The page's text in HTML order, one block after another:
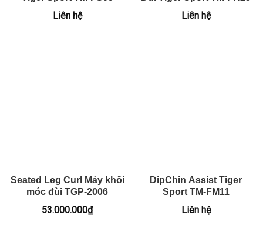
Liên hệ Liên hệ
Seated Leg Curl Máy khối
móc đùi TGP-2006
53.000.000₫
DipChin Assist Tiger
Sport TM-FM11
Liên hệ